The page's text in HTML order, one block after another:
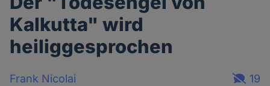
Kalkutta" wird
heiliggesprochen
Frank Nicolai
19